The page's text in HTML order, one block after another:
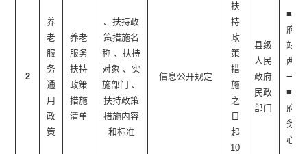
养
老
服
务
通
用
政
策
2
养老
服务
扶持
政策
措施
清单
、扶持政
策措施名
称 、扶持
对象 、实
施部门 、
扶持政策
措施内容
和标准
信息公开规定
扶
持
政
策
措
施
之
日
起
10
县级
人民
政府
民政
部门
■政
府网
站 ■
两微
一端
■政
府服
务中
心